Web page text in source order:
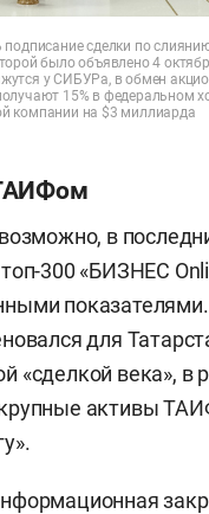
подписание сделки по
было объявлено 4
у СИБУРа, в обмен
15% в федеральном
компании на $3 миллиарда
в
300 «БИЗНЕС
для
«сделкой века», в
активы